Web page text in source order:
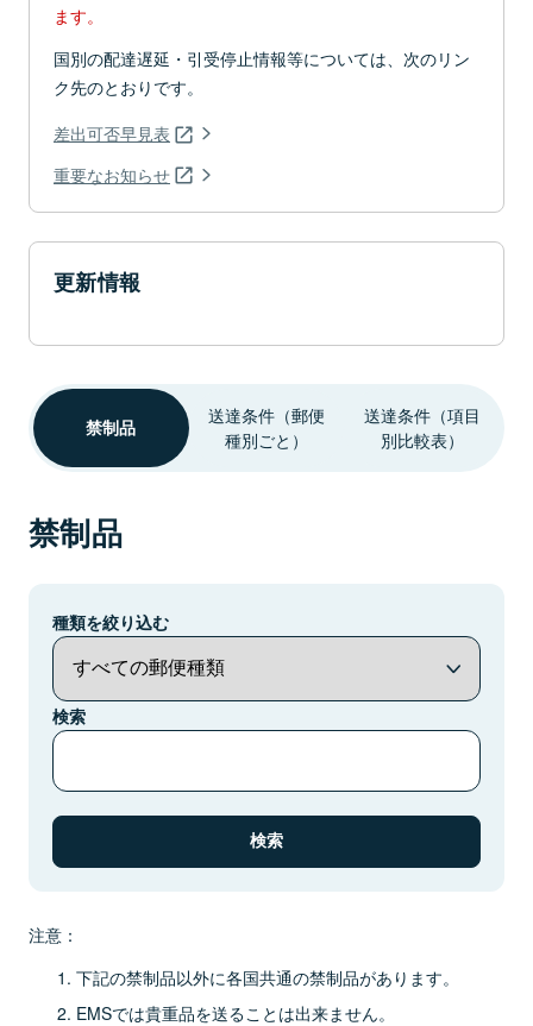
ます。
国別の配達遅延・引受停止情報等については、次のリン
ク先のとおりです。
差出可否早見表
重要なお知らせ
更新情報
禁制品
送達条件（郵便
種別ごと）
送達条件（項目
別比較表）
禁制品
種類を絞り込む
検索
注意：
下記の禁制品以外に各国共通の禁制品があります。
EMSでは貴重品を送ることは出来ません。